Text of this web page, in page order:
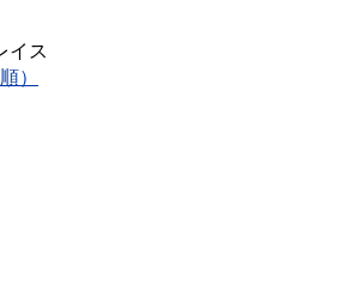
イス
）